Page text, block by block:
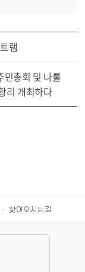
램
민총회 및 나룰
리 개최하다
찾아오시는길